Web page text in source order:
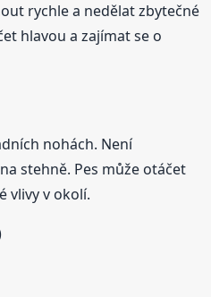
rychle a nedělat zbytečné
hlavou a zajímat se o
nohách. Není
stehně. Pes může otáčet
vlivy v okolí.